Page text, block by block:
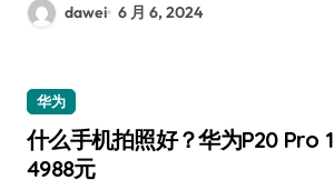
dawei 6 月 6, 2024
华为
什么手机拍照好？华为P20 Pro
4988元